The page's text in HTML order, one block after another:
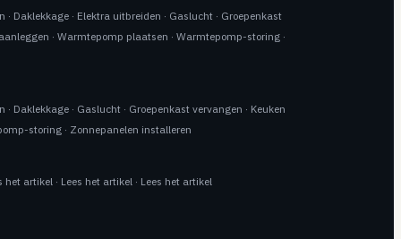
· Daklekkage · Elektra uitbreiden · Gaslucht · Groepenkast
·Warmtepomp plaatsen ·Warmtepomp-storing ·
· Daklekkage · Gaslucht · Groepenkast vervangen · Keuken
storing · Zonnepanelen installeren
het artikel · Lees het artikel · Lees het artikel